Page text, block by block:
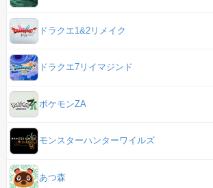
ドラクエ1&2リメイク
ドラクエ7リイマジンド
ポケモンZA
モンスターハンターワイルズ
あつ森